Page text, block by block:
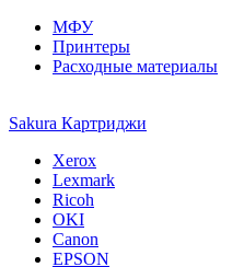
МФУ
Принтеры
Расходные материалы
Sakura Картриджи
Xerox
Lexmark
Ricoh
OKI
Canon
EPSON